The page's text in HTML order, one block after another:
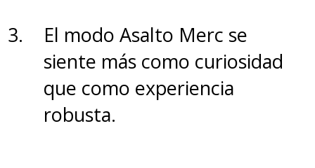
El modo Asalto Merc se
siente más como curiosidad
que como experiencia
robusta.